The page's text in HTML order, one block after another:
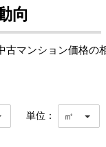
向
古マンション価格の
単位： ㎡